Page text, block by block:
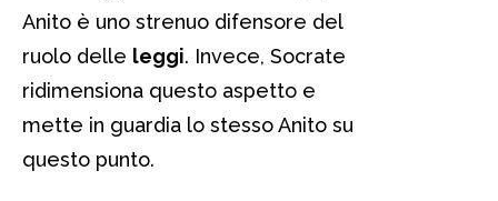
Anito è uno strenuo difensore del
ruolo delle leggi. Invece, Socrate
ridimensiona questo aspetto e
mette in guardia lo stesso Anito su
questo punto.